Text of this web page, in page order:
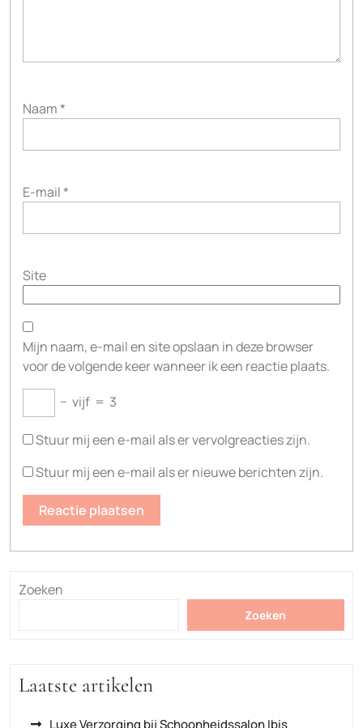
Naam*
E-mail*
Site
Mijn naam, e-mail en site opslaan in deze browser
voor de volgende keer wanneer ik een reactie plaats.
− vijf = 3
Stuur mij een e-mail als er vervolgreacties zijn.
Stuur mij een e-mail als er nieuwe berichten zijn.
Zoeken
Zoeken
Laatste artikelen
Luxe Verzorging bij Schoonheidssalon Ibis